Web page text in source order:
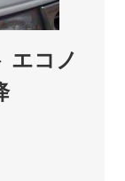
エコノ